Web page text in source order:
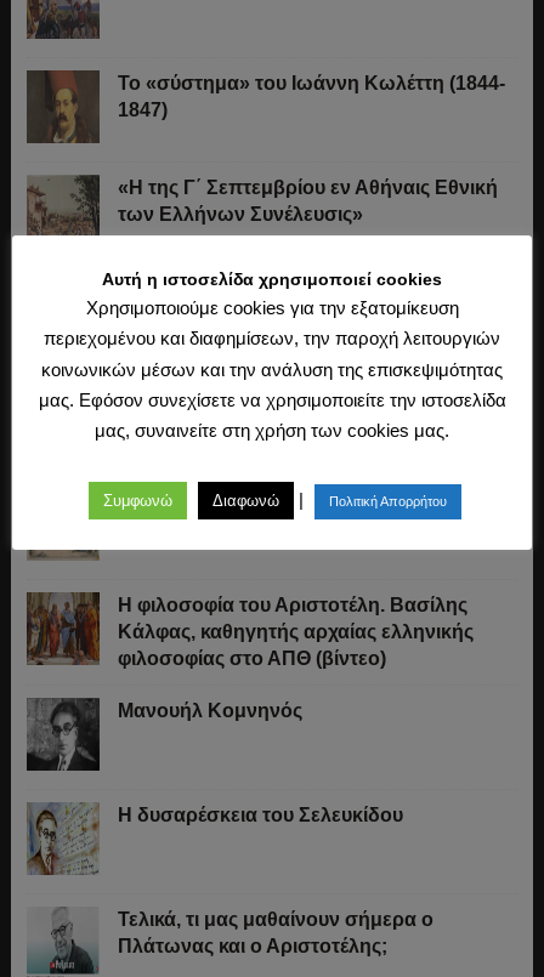
Το «σύστημα» του Ιωάννη Κωλέττη (1844-
1847)
«Η της Γ΄ Σεπτεμβρίου εν Αθήναις Εθνική
των Ελλήνων Συνέλευσις»
Οι Ξεκουκούλωτοι και οι Χαΐνηδες της
Κρήτης
Η άλωση της Κωνσταντινούπολης (1453)
Ο Μακιαβέλι, η Δημοκρατία και η εκλογή
Η φιλοσοφία του Αριστοτέλη. Βασίλης
Κάλφας, καθηγητής αρχαίας ελληνικής
φιλοσοφίας στο ΑΠΘ (βίντεο)
Μανουήλ Κομνηνός
Η δυσαρέσκεια του Σελευκίδου
Τελικά, τι μας μαθαίνουν σήμερα ο
Πλάτωνας και ο Αριστοτέλης;
Αυτή η ιστοσελίδα χρησιμοποιεί cookies
Χρησιμοποιούμε cookies για την εξατομίκευση
περιεχομένου και διαφημίσεων, την παροχή λειτουργιών
κοινωνικών μέσων και την ανάλυση της επισκεψιμότητας
μας. Εφόσον συνεχίσετε να χρησιμοποιείτε την ιστοσελίδα
μας, συναινείτε στη χρήση των cookies μας.
Συμφωνώ Διαφωνώ | Πολιτική Απορρήτου